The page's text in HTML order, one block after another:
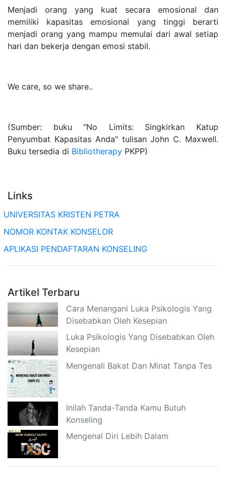
Menjadi orang yang kuat secara emosional dan
memiliki kapasitas emosional yang tinggi berarti
menjadi orang yang mampu memulai dari awal setiap
hari dan bekerja dengan emosi stabil.
We care, so we share..
(Sumber: buku "No Limits: Singkirkan Katup
Penyumbat Kapasitas Anda" tulisan John C. Maxwell.
Buku tersedia di Bibliotherapy PKPP)
Links
UNIVERSITAS KRISTEN PETRA
NOMOR KONTAK KONSELOR
APLIKASI PENDAFTARAN KONSELING
Artikel Terbaru
Cara Menangani Luka Psikologis Yang
Disebabkan Oleh Kesepian
Luka Psikologis Yang Disebabkan Oleh
Kesepian
Mengenali Bakat Dan Minat Tanpa Tes
Inilah Tanda-Tanda Kamu Butuh
Konseling
Mengenal Diri Lebih Dalam